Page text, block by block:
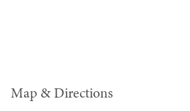
Map & Directions